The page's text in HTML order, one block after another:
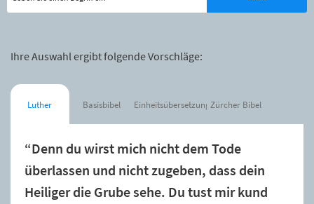
Ihre Auswahl ergibt folgende Vorschläge:
Luther Basisbibel Einheitsübersetzung Zürcher Bibel
“Denn du wirst mich nicht dem Tode
überlassen und nicht zugeben, dass dein
Heiliger die Grube sehe. Du tust mir kund